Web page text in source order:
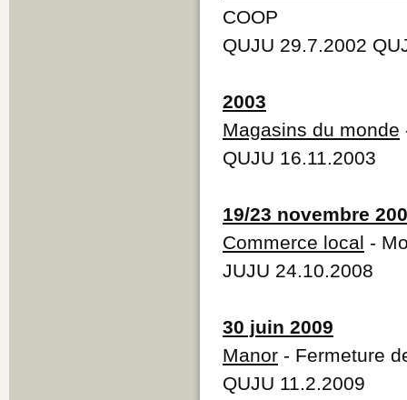
COOP
QUJU 29.7.2002
2003
Magasins du monde
QUJU 16.11.2003
19/23 novembre
Commerce local -
JUJU 24.10.2008
30 juin 2009
Manor - Fermeture
QUJU 11.2.2009